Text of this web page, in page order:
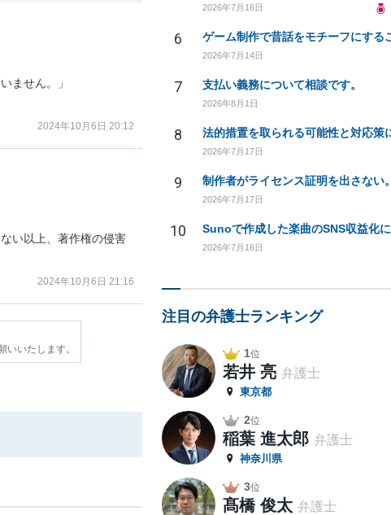
ません。」
2024年10月6日 20:12
い以上、著作権の侵害
2024年10月6日 21:16
いたします。
2026年7月16日
6
2026年7月14日
7 支払い義務について相談です。
2026年8月1日
8
2026年7月17日
9
2026年7月17日
10
2026年7月16日
注目の弁護士ランキング
1位
若井 亮 弁護士
東京都
2位
稲葉 進太郎 弁護士
神奈川県
3位
髙橋 俊太 弁護士